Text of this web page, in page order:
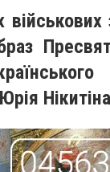
військових